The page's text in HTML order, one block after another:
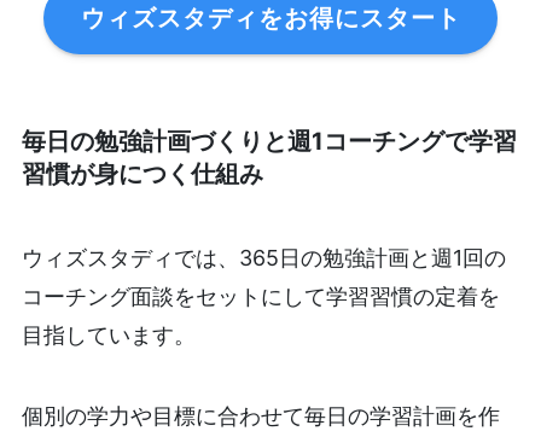
ウィズスタディをお得にスタート
毎日の勉強計画づくりと週1コーチングで学習
習慣が身につく仕組み
ウィズスタディでは、365日の勉強計画と週1回の
コーチング面談をセットにして学習習慣の定着を
目指しています。
個別の学力や目標に合わせて毎日の学習計画を作